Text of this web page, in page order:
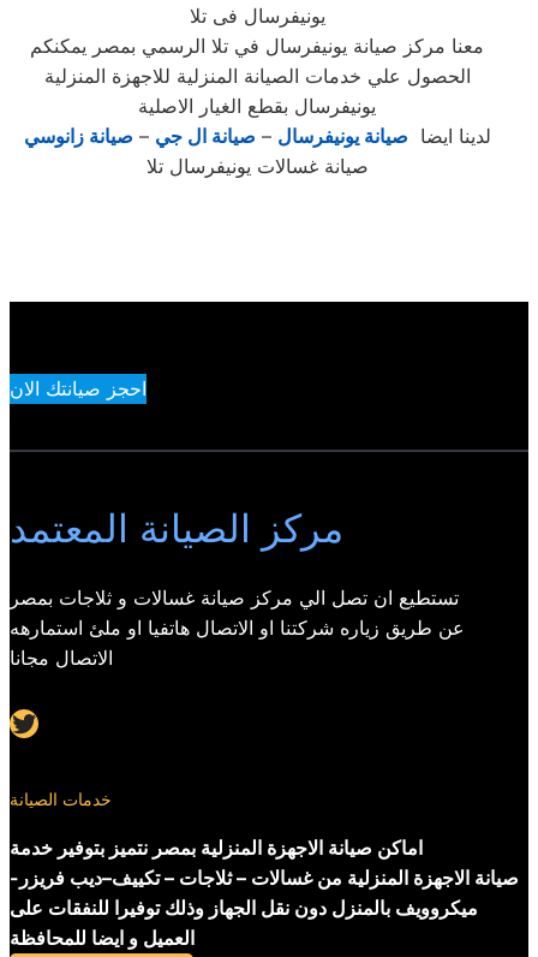
يونيفرسال فى تلا
معنا مركز صيانة يونيفرسال في تلا الرسمي بمصر يمكنكم
الحصول علي خدمات الصيانة المنزلية للاجهزة المنزلية
يونيفرسال بقطع الغيار الاصلية
لدينا ايضا صيانة يونيفرسال – صيانة ال جي – صيانة زانوسي
صيانة غسالات يونيفرسال تلا
احجز صيانتك الان
مركز الصيانة المعتمد
تستطيع ان تصل الي مركز صيانة غسالات و ثلاجات بمصر
عن طريق زياره شركتنا او الاتصال هاتفيا او ملئ استمارهه
الاتصال مجانا
Twitter
خدمات الصيانة
اماكن صيانة الاجهزة المنزلية بمصر نتميز بتوفير خدمة
صيانة الاجهزة المنزلية من غسالات – ثلاجات – تكييف–ديب فريزر-
ميكروويف بالمنزل دون نقل الجهاز وذلك توفيرا للنفقات على
العميل و ايضا للمحافظة